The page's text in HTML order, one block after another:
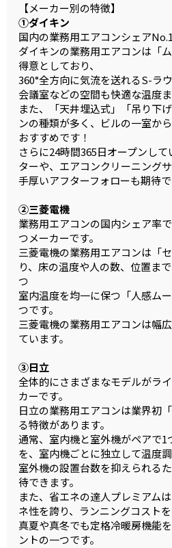
【メーカー別の特徴】
①ダイキン
国内の業務用エアコンシェア
ダイキンの業務用エアコンは「
得意としており、
360°全方向に気流を送れるS-ラ
会議室などの空間も快適な温度
また、「天井埋込式」「吊り下
ンの種類が多く、ビルの一室か
おすすめです！
さらに24時間365日オープンし
ターや、エアコンクリーニング
手厚いアフターフォローも期待
②三菱電機
業務用エアコンの国内シェア率
つメーカーです。
三菱電機の業務用エアコンは「
り、床の温度や人の数、位置ま
つ
室内温度を均一に保つ「人感ム
つです。
三菱電機の業務用エアコンは幅
ています。
③日立
全体的にさまざまなモデルがラ
カーです。
日立の業務用エアコンは業界初
る特徴があります。
通常、室内機と室外機がペアで1
を、室内機ごとに独立して温度調
室外機の設置台数を抑えられる
待できます。
また、省エネの達人プレミアム
ネ性を誇り、ランニングコスト
真夏や真冬でも定格冷暖房機能
ントの一つです。